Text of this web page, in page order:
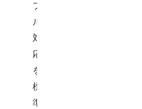
ブ
ル
対
応
を
標
準